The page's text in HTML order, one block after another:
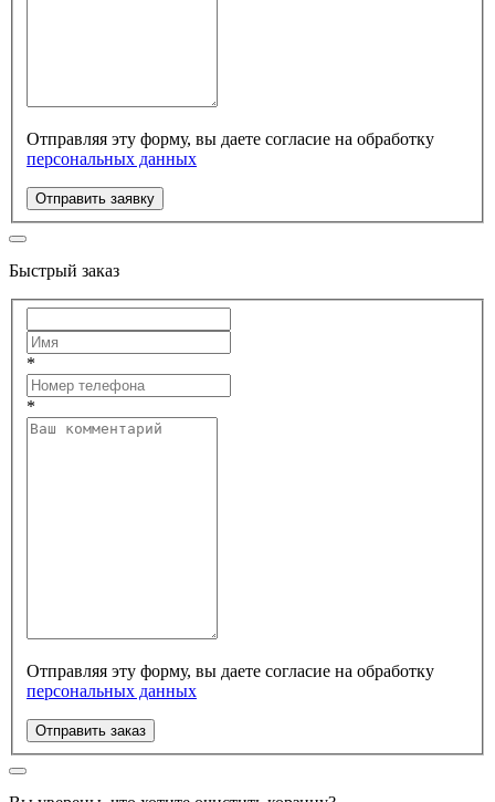
Отправляя эту форму, вы даете согласие на обработку
персональных данных
Отправить заявку
Быстрый заказ
*
*
Отправляя эту форму, вы даете согласие на обработку
персональных данных
Отправить заказ